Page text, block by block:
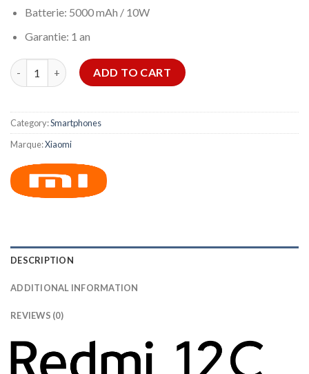
Batterie: 5000 mAh / 10W
Garantie: 1 an
SMARTPHONE REDMI 12C 4GO 128GO-VERT quantity
ADD TO CART
Category:Smartphones
Marque:Xiaomi
DESCRIPTION
ADDITIONAL INFORMATION
REVIEWS (0)